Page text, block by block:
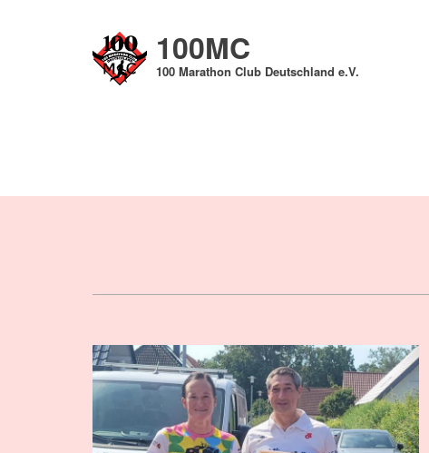
100MC
100 Marathon Club Deutschland e.V.